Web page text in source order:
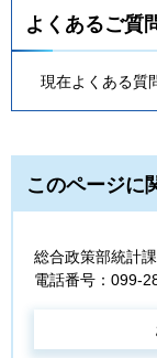
よくあるご質
現在よくある質
このページに
総合政策部統計課
電話番号：099-